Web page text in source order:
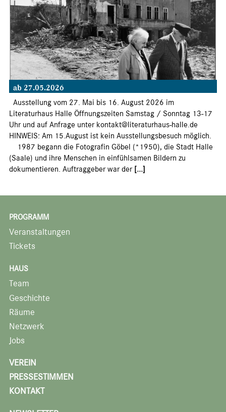
ab 27.05.2026
Ausstellung vom 27. Mai bis 16. August 2026 im
Literaturhaus Halle Öffnungszeiten Samstag / Sonntag 13-17
Uhr und auf Anfrage unter kontakt@literaturhaus-halle.de
HINWEIS: Am 15.August ist kein Ausstellungsbesuch möglich.
1987 begann die Fotografin Göbel (*1950), die Stadt Halle
(Saale) und ihre Menschen in einfühlsamen Bildern zu
dokumentieren. Auftraggeber war der [...]
PROGRAMM
Veranstaltungen
Tickets
HAUS
Team
Geschichte
Räume
Netzwerk
Jobs
VEREIN
PRESSESTIMMEN
KONTAKT